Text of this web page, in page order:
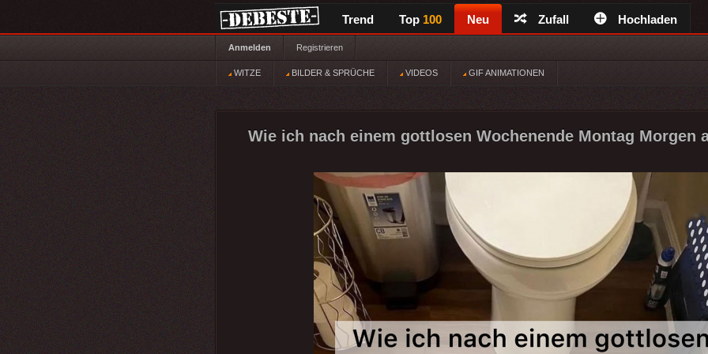
Trend Top 100 Neu Zufall Hochladen
Anmelden Registrieren
WITZE BILDER & SPRÜCHE VIDEOS GIF ANIMATIONEN
Wie ich nach einem gottlosen Wochenende Montag Morgen